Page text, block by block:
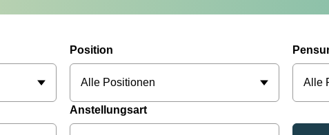
Position
Alle Positionen Alle
Anstellungsart